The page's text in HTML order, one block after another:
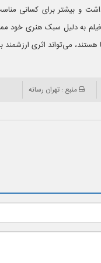
و بیشتر برای کسانی
فیلم به دلیل سبک هنری خود
هستند، می‌تواند اثری ارزشمند
منبع : تهران رسانه